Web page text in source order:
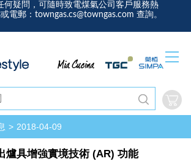
何疑問，可隨時致電煤氣公司客戶服務熱
電郵：towngas.cs@towngas.com 查詢。
2018-04-09
爐具增強實境技術 (AR) 功能